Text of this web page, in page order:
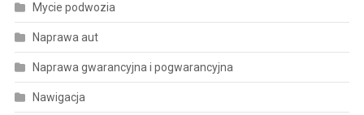
Mycie podwozia
Naprawa aut
Naprawa gwarancyjna i pogwarancyjna
Nawigacja